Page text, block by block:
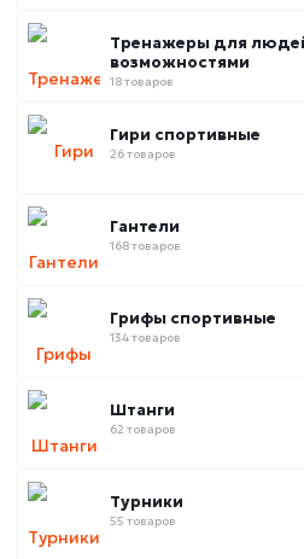
Тренажеры для
возможностями
18 товаров
Гири спортивные
26 товаров
Гантели
168 товаров
Грифы спортивные
134 товаров
Штанги
62 товаров
Турники
55 товаров